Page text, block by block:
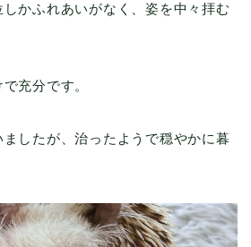
かふれあいがなく、姿を中々拝む
充分です。
したが、治ったようで穏やかに暮